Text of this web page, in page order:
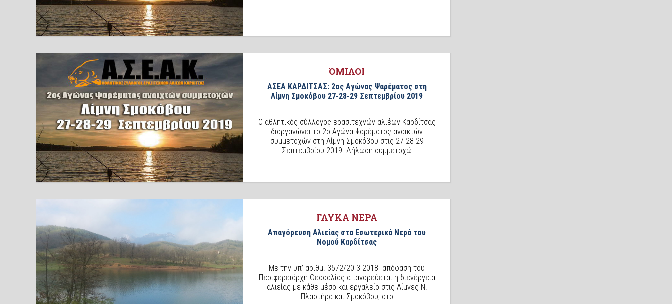
ΌΜΙΛΟΙ
ΑΣΕΑ ΚΑΡΔΙΤΣΑΣ: 2ος Αγώνας Ψαρέματος στη
Λίμνη Σμοκόβου 27-28-29 Σεπτεμβρίου 2019
Ο αθλητικός σύλλογος ερασιτεχνών αλιέων Καρδίτσας
διοργανώνει το 2ο Αγώνα Ψαρέματος ανοικτών
συμμετοχών στη Λίμνη Σμοκόβου στις 27-28-29
Σεπτεμβρίου 2019. Δήλωση συμμετοχώ
ΓΛΥΚΑ ΝΕΡΑ
Απαγόρευση Αλιείας στα Εσωτερικά Νερά του
Νομού Καρδίτσας
Με την υπ’ αριθμ. 3572/20-3-2018 απόφαση του
Περιφερειάρχη Θεσσαλίας απαγορεύεται η διενέργεια
αλιείας με κάθε μέσο και εργαλείο στις Λίμνες Ν.
Πλαστήρα και Σμοκόβου, στο